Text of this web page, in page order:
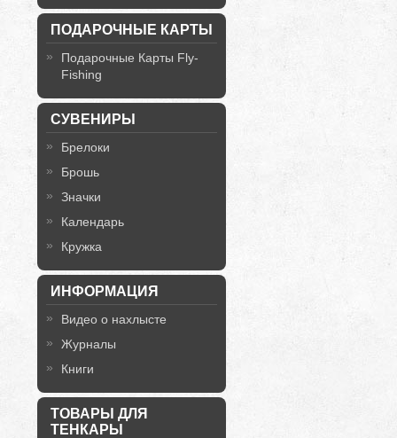
ПОДАРОЧНЫЕ КАРТЫ
Подарочные Карты Fly-
Fishing
СУВЕНИРЫ
Брелоки
Брошь
Значки
Календарь
Кружка
ИНФОРМАЦИЯ
Видео о нахлысте
Журналы
Книги
ТОВАРЫ ДЛЯ
ТЕНКАРЫ